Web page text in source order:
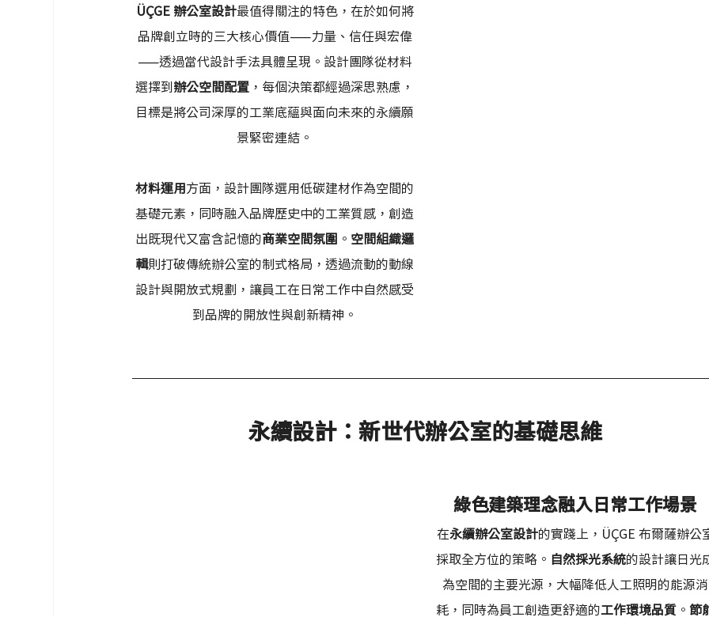
ÜÇGE 辦公室設計最值得關注的特色，在於如何將
品牌創立時的三大核心價值——力量、信任與宏偉
——透過當代設計手法具體呈現。設計團隊從材料
選擇到辦公空間配置 ，每個決策都經過深思熟慮，
目標是將公司深厚的工業底蘊與面向未來的永續願
景緊密連結。
材料運用方面，設計團隊選用低碳建材作為空間的
基礎元素，同時融入品牌歷史中的工業質感，創造
出既現代又富含記憶的商業空間氛圍 。 空間組織邏
輯則打破傳統辦公室的制式格局，透過流動的動線
設計與開放式規劃，讓員工在日常工作中自然感受
到品牌的開放性與創新精神。
永續設計：新世代辦公室的基礎思維
綠色建築理念融入日常工作場景
在永續辦公室設計的實踐上，ÜÇGE 布爾薩辦公
採取全方位的策略。 自然採光系統的設計讓日光
為空間的主要光源，大幅降低人工照明的能源消
耗，同時為員工創造更舒適的工作環境品質 。節